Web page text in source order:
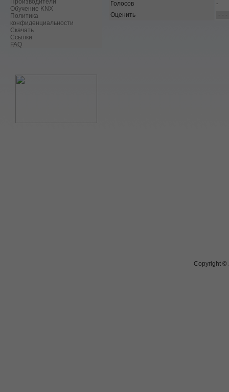
Производители
Обучение KNX
Политика
конфиденциальности
Скачать
Ссылки
FAQ
Голосов
-
Оценить
Copyright ©